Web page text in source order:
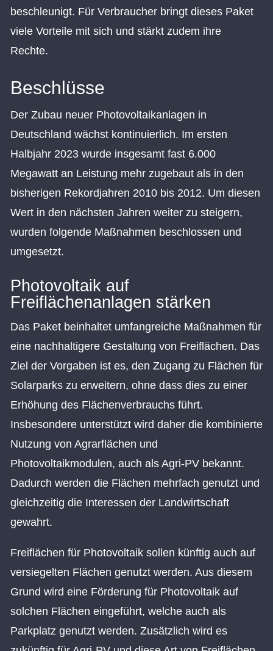
beschleunigt. Für Verbraucher bringt dieses Paket
viele Vorteile mit sich und stärkt zudem ihre
Rechte.
Beschlüsse
Der Zubau neuer Photovoltaikanlagen in
Deutschland wächst kontinuierlich. Im ersten
Halbjahr 2023 wurde insgesamt fast 6.000
Megawatt an Leistung mehr zugebaut als in den
bisherigen Rekordjahren 2010 bis 2012. Um diesen
Wert in den nächsten Jahren weiter zu steigern,
wurden folgende Maßnahmen beschlossen und
umgesetzt.
Photovoltaik auf
Freiflächenanlagen stärken
Das Paket beinhaltet umfangreiche Maßnahmen für
eine nachhaltigere Gestaltung von Freiflächen. Das
Ziel der Vorgaben ist es, den Zugang zu Flächen für
Solarparks zu erweitern, ohne dass dies zu einer
Erhöhung des Flächenverbrauchs führt.
Insbesondere unterstützt wird daher die kombinierte
Nutzung von Agrarflächen und
Photovoltaikmodulen, auch als Agri-PV bekannt.
Dadurch werden die Flächen mehrfach genutzt und
gleichzeitig die Interessen der Landwirtschaft
gewahrt.
Freiflächen für Photovoltaik sollen künftig auch auf
versiegelten Flächen genutzt werden. Aus diesem
Grund wird eine Förderung für Photovoltaik auf
solchen Flächen eingeführt, welche auch als
Parkplatz genutzt werden. Zusätzlich wird es